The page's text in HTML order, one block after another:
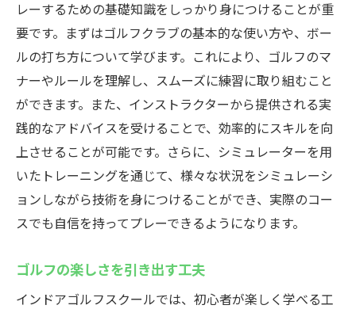
レーするための基礎知識をしっかり身につけることが重
要です。まずはゴルフクラブの基本的な使い方や、ボー
ルの打ち方について学びます。これにより、ゴルフのマ
ナーやルールを理解し、スムーズに練習に取り組むこと
ができます。また、インストラクターから提供される実
践的なアドバイスを受けることで、効率的にスキルを向
上させることが可能です。さらに、シミュレーターを用
いたトレーニングを通じて、様々な状況をシミュレーシ
ョンしながら技術を身につけることができ、実際のコー
スでも自信を持ってプレーできるようになります。
ゴルフの楽しさを引き出す工夫
インドアゴルフスクールでは、初心者が楽しく学べる工